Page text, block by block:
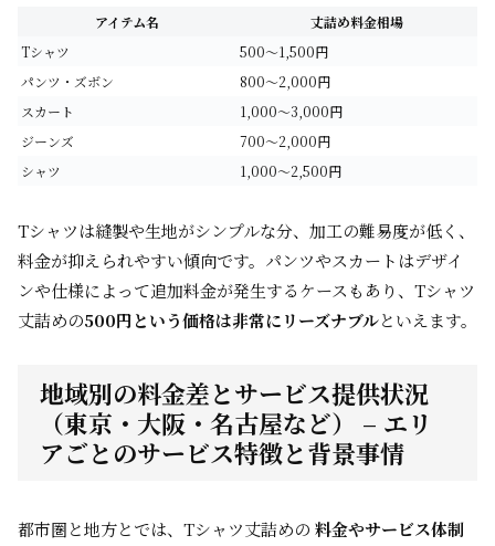
アイテム名
丈詰め料金相場
Tシャツ
500～1,500円
パンツ・ズボン
800～2,000円
スカート
1,000～3,000円
ジーンズ
700～2,000円
シャツ
1,000～2,500円
Tシャツは縫製や生地がシンプルな分、加工の難易度が低く、
料金が抑えられやすい傾向です。パンツやスカートはデザイ
ンや仕様によって追加料金が発生するケースもあり、Tシャツ
丈詰めの500円という価格は非常にリーズナブルといえます。
地域別の料金差とサービス提供状況
（東京・大阪・名古屋など） – エリ
アごとのサービス特徴と背景事情
都市圏と地方とでは、Tシャツ丈詰めの 料金やサービス体制